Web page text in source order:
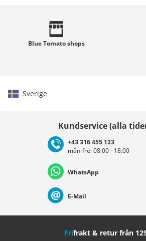
Blue Tomatoshops
Sverige
Deutschland Österreich
Nederland Italia (Italiano)
Kundservice (alla
+43 316 455 123
mån-fre: 08:00 - 18:00
WhatsApp
E-Mail
Frifrakt & retur från